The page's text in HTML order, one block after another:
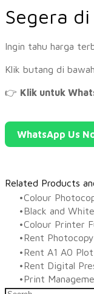
Segera
Ingin tahu harga
Klik butang di
👉 Klik untuk
WhatsApp Us
Related Products
Colour
Black and
Colour Printer
Rent
Rent A1 A0
Rent Digital
​Print